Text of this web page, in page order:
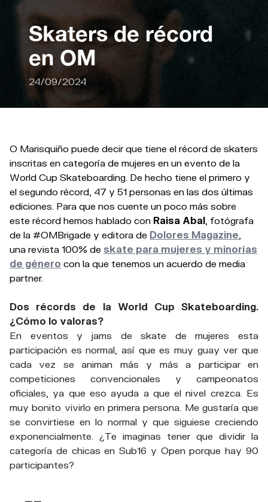
Skaters de récord
en OM
24/09/2024
O Marisquiño puede decir que tiene el récord de skaters
inscritas en categoría de mujeres en un evento de la
World Cup Skateboarding. De hecho tiene el primero y
el segundo récord, 47 y 51 personas en las dos últimas
ediciones. Para que nos cuente un poco más sobre
este récord hemos hablado con Raisa Abal , fotógrafa
de la #OMBrigade y editora de Dolores Magazine
una revista 100% de skate para mujeres y minorías
de género con la que tenemos un acuerdo de media
partner.
Dos récords de la World Cup Skateboarding.
¿Cómo lo valoras?
En eventos y jams de skate de mujeres esta
participación es normal, así que es muy guay ver que
cada vez se animan más y más a participar en
competiciones convencionales y campeonatos
oficiales, ya que eso ayuda a que el nivel crezca. Es
muy bonito vivirlo en primera persona. Me gustaría que
se convirtiese en lo normal y que siguiese creciendo
exponencialmente. ¿Te imaginas tener que dividir la
categoría de chicas en Sub16 y Open porque hay 90
participantes?